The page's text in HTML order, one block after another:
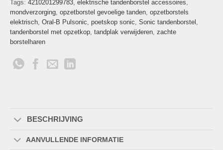
Tags: 4210201299783, elektrische tandenborstel accessoires,
mondverzorging, opzetborstel gevoelige tanden, opzetborstels
elektrisch, Oral-B Pulsonic, poetskop sonic, Sonic tandenborstel ,
tandenborstel met opzetkop, tandplak verwijderen, zachte
borstelharen
BESCHRIJVING
AANVULLENDE INFORMATIE